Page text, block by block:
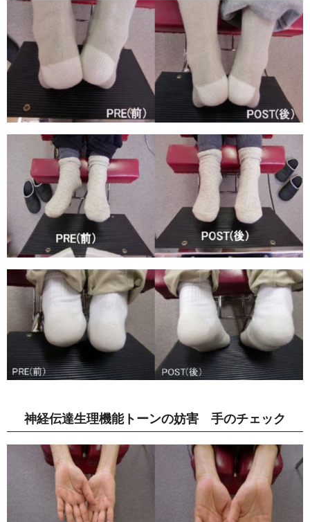
神経伝達生理機能トーンの妨害 手のチェック